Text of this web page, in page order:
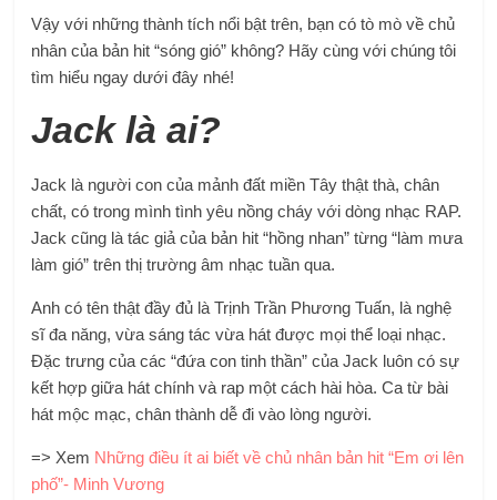
Vậy với những thành tích nổi bật trên, bạn có tò mò về chủ
nhân của bản hit “sóng gió” không? Hãy cùng với chúng tôi
tìm hiểu ngay dưới đây nhé!
Jack là ai?
Jack là người con của mảnh đất miền Tây thật thà, chân
chất, có trong mình tình yêu nồng cháy với dòng nhạc RAP.
Jack cũng là tác giả của bản hit “hồng nhan” từng “làm mưa
làm gió” trên thị trường âm nhạc tuần qua.
Anh có tên thật đầy đủ là Trịnh Trần Phương Tuấn, là nghệ
sĩ đa năng, vừa sáng tác vừa hát được mọi thể loại nhạc.
Đặc trưng của các “đứa con tinh thần” của Jack luôn có sự
kết hợp giữa hát chính và rap một cách hài hòa. Ca từ bài
hát mộc mạc, chân thành dễ đi vào lòng người.
=> Xem Những điều ít ai biết về chủ nhân bản hit “Em ơi lên
phố”- Minh Vương